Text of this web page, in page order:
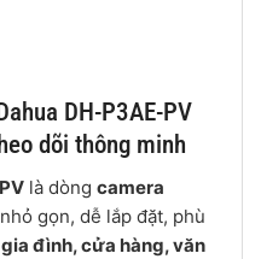
DH-P3AE-PV
dõi thông minh
là dòng camera
nhỏ gọn, dễ lắp đặt, phù
đình, cửa hàng, văn